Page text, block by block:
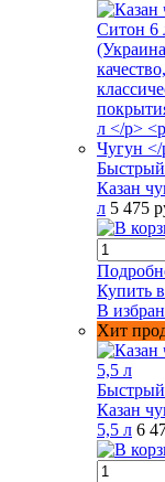
Казан
л 5 475
Купить
В
Хит
Казан
5,5 л 6